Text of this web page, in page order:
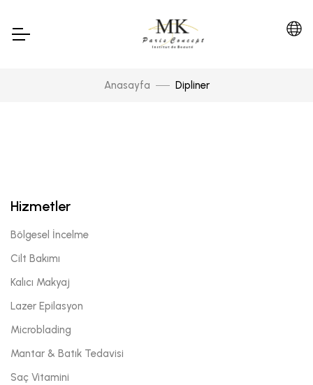
Anasayfa Dipliner
Hizmetler
Bölgesel İncelme
Cilt Bakımı
Kalıcı Makyaj
Lazer Epilasyon
Microblading
Mantar & Batık Tedavisi
Saç Vitamini